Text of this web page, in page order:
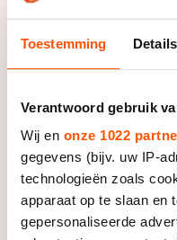
Toestemming Details
Verantwoord gebruik
Wij en onze 1022
gegevens (bijv. uw IP-
technologieën zoals
apparaat op te slaan en
gepersonaliseerde
Contin zat niet met
Van links naar rechts: